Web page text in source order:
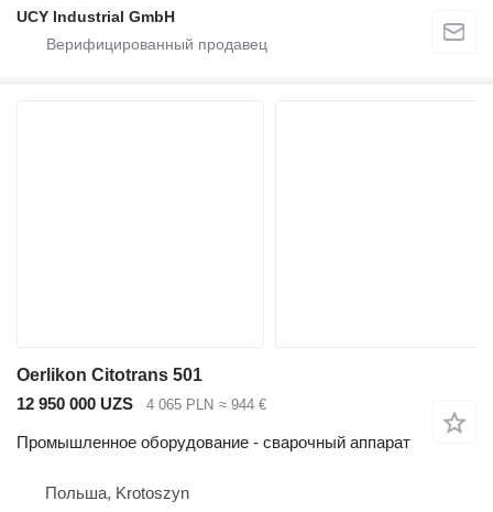
UCY Industrial GmbH
Oerlikon Citotrans 501
12 950 000 UZS
4 065 PLN ≈ 944 €
Промышленное оборудование - сварочный аппарат
Польша, Krotoszyn